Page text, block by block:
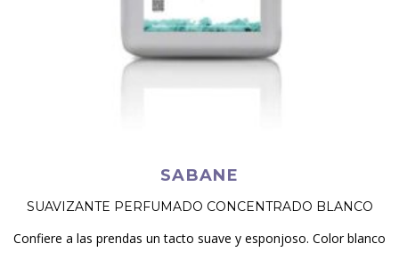
SABANE
SUAVIZANTE PERFUMADO CONCENTRADO BLANCO
Confiere a las prendas un tacto suave y esponjoso. Color blanco